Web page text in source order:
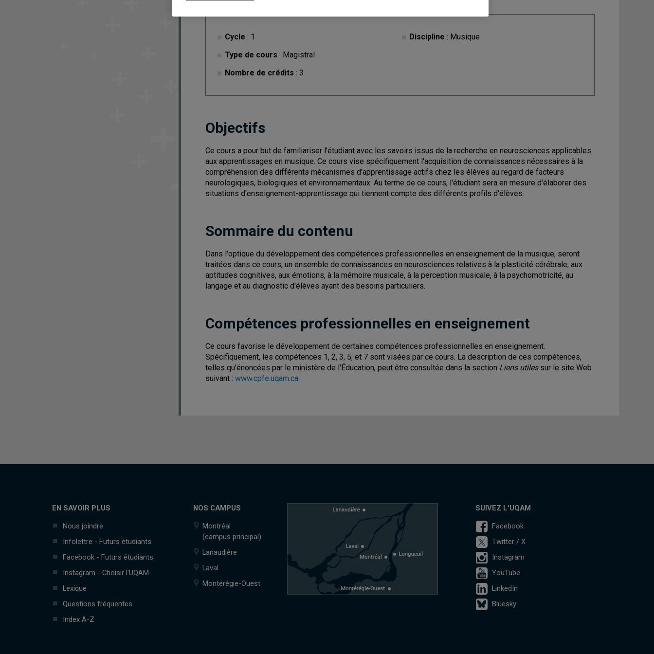
Cycle : 1
Type de cours : Magistral
Nombre de crédits : 3
Discipline : Musique
Objectifs
Ce cours a pour but de familiariser l'étudiant avec les savoirs issus de la recherche en neurosciences applicables
aux apprentissages en musique. Ce cours vise spécifiquement l'acquisition de connaissances nécessaires à la
compréhension des différents mécanismes d'apprentissage actifs chez les élèves au regard de facteurs
neurologiques, biologiques et environnementaux. Au terme de ce cours, l'étudiant sera en mesure d'élaborer des
situations d'enseignement-apprentissage qui tiennent compte des différents profils d'élèves.
Sommaire du contenu
Dans l'optique du développement des compétences professionnelles en enseignement de la musique, seront
traitées dans ce cours, un ensemble de connaissances en neurosciences relatives à la plasticité cérébrale, aux
aptitudes cognitives, aux émotions, à la mémoire musicale, à la perception musicale, à la psychomotricité, au
langage et au diagnostic d'élèves ayant des besoins particuliers.
Compétences professionnelles en enseignement
Ce cours favorise le développement de certaines compétences professionnelles en enseignement.
Spécifiquement, les compétences 1, 2, 3, 5, et 7 sont visées par ce cours. La description de ces compétences,
telles qu'énoncées par le ministère de l'Éducation, peut être consultée dans la section Liens utilessur le site Web
suivant : www.cpfe.uqam.ca
EN SAVOIR PLUS
Nous joindre
Infolettre - Futurs étudiants
Facebook - Futurs étudiants
Instagram - Choisir l'UQAM
Lexique
Questions fréquentes
Index A-Z
NOS CAMPUS
Montréal
(campus principal)
Lanaudière
Laval
Montérégie-Ouest
SUIVEZ L'UQAM
Facebook
Twitter / X
Instagram
YouTube
LinkedIn
Bluesky